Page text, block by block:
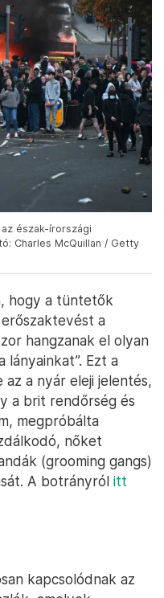
észak-írországi
Charles McQuillan / Getty
hogy a tüntetők
a
hangzanak el olyan
lányainkat”. Ezt a
a nyár eleji jelentés,
a brit rendőrség és
megpróbálta
nőket
(grooming gangs)
A botrányról itt
kapcsolódnak az